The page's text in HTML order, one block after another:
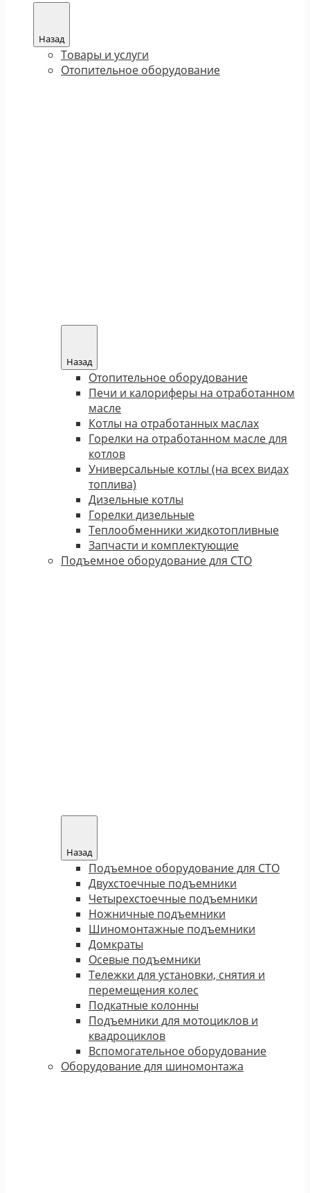
Назад
Товары и услуги
Отопительное оборудование
Назад
Отопительное оборудование
Печи и калориферы на отработанном
масле
Котлы на отработанных маслах
Горелки на отработанном масле для
котлов
Универсальные котлы (на всех видах
топлива)
Дизельные котлы
Горелки дизельные
Теплообменники жидкотопливные
Запчасти и комплектующие
Подъемное оборудование для СТО
Назад
Подъемное оборудование для СТО
Двухстоечные подъемники
Четырехстоечные подъемники
Ножничные подъемники
Шиномонтажные подъемники
Домкраты
Осевые подъемники
Тележки для установки, снятия и
перемещения колес
Подкатные колонны
Подъемники для мотоциклов и
квадроциклов
Вспомогательное оборудование
Оборудование для шиномонтажа